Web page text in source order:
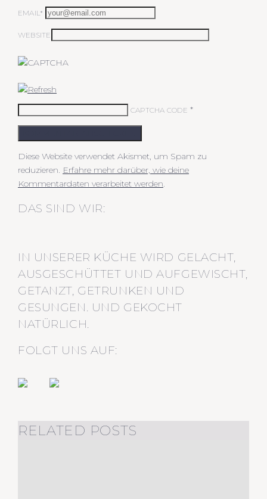
EMAIL*
WEBSITE
CAPTCHA CODE *
Diese Website verwendet Akismet, um Spam zu
reduzieren. Erfahre mehr darüber, wie deine
Kommentardaten verarbeitet werden.
DAS SIND WIR:
IN UNSERER KÜCHE WIRD GELACHT,
AUSGESCHÜTTET UND AUFGEWISCHT,
GETANZT, GETRUNKEN UND
GESUNGEN. UND GEKOCHT
NATÜRLICH.
FOLGT UNS AUF:
RELATED POSTS